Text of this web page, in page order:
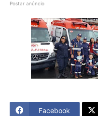
Postar anúncio
Facebook